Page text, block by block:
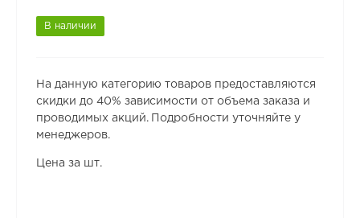
В наличии
На данную категорию товаров предоставляются
скидки до 40% зависимости от объема заказа и
проводимых акций. Подробности уточняйте у
менеджеров.
Цена за шт.